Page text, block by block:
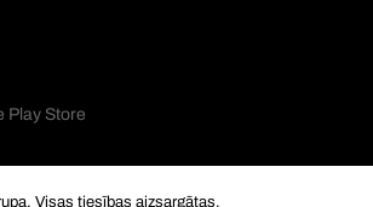
Visas tiesības aizsargātas.